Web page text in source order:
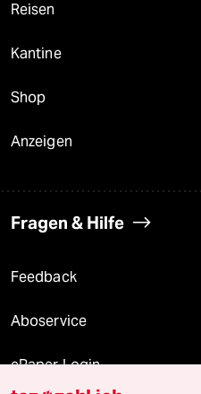
Reisen
Kantine
Shop
Anzeigen
Fragen & Hilfe
Feedback
Aboservice
ePaper Login